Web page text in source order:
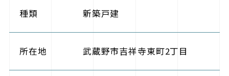
種類 新築戸建
所在地 武蔵野市吉祥寺東町2丁目